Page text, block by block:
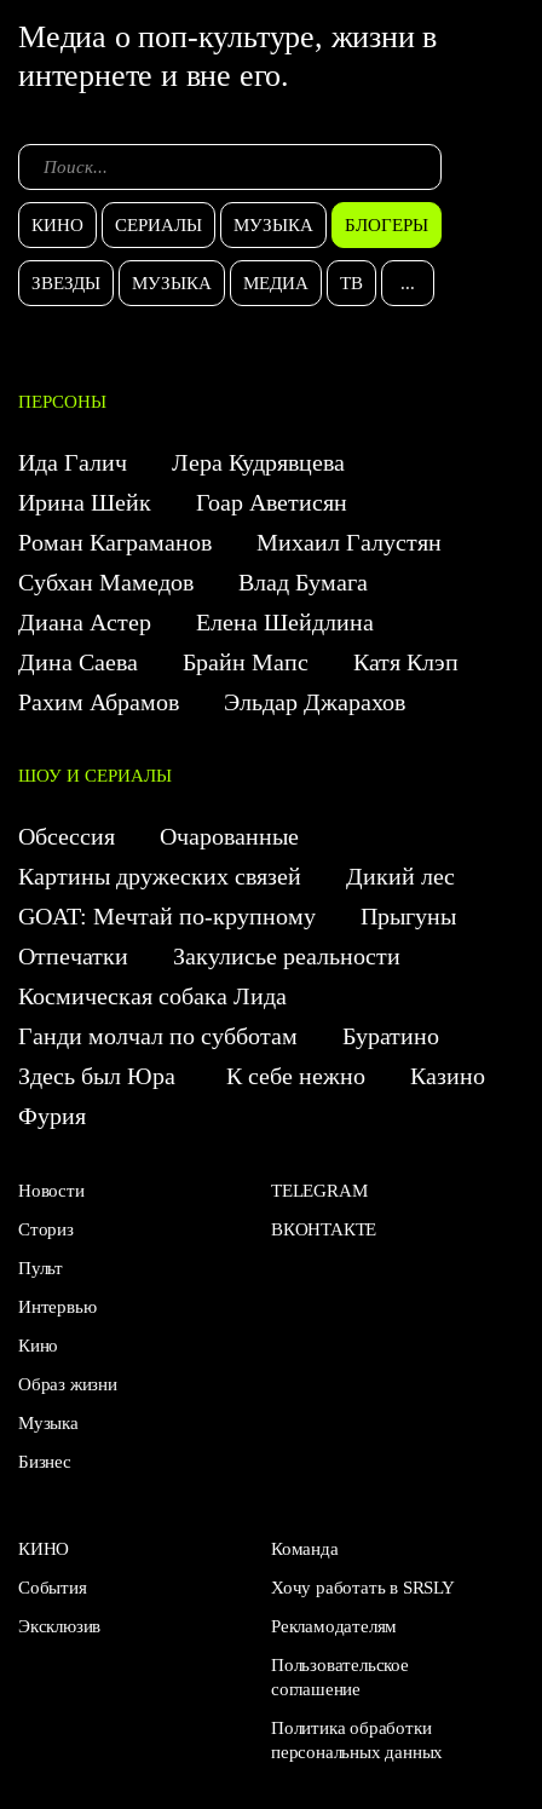
Медиа о поп-культуре, жизни в
интернете и вне его.
КИНО СЕРИАЛЫ МУЗЫКА БЛОГЕРЫ
ЗВЕЗДЫ МУЗЫКА МЕДИА ТВ ...
ПЕРСОНЫ
Ида Галич
Лера Кудрявцева
Ирина Шейк
Гоар Аветисян
Роман Каграманов
Михаил Галустян
Субхан Мамедов
Влад Бумага
Диана Астер
Елена Шейдлина
Дина Саева
Брайн Мапс
Катя Клэп
Рахим Абрамов
Эльдар Джарахов
ШОУ И СЕРИАЛЫ
Обсессия
Очарованные
Картины дружеских связей
Дикий лес
GOAT: Мечтай по-крупному
Прыгуны
Отпечатки
Закулисье реальности
Космическая собака Лида
Ганди молчал по субботам
Буратино
Здесь был Юра
К себе нежно
Казино
Фурия
Новости
Сториз
Пульт
Интервью
Кино
Образ жизни
Музыка
Бизнес
TELEGRAM
ВКОНТАКТЕ
КИНО
События
Эксклюзив
Команда
Хочу работать в SRSLY
Рекламодателям
Пользовательское
соглашение
Политика обработки
персональных данных